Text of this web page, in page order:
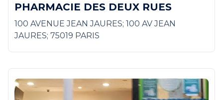
PHARMACIE DES DEUX RUES
100 AVENUE JEAN JAURES; 100 AV JEAN
JAURES; 75019 PARIS